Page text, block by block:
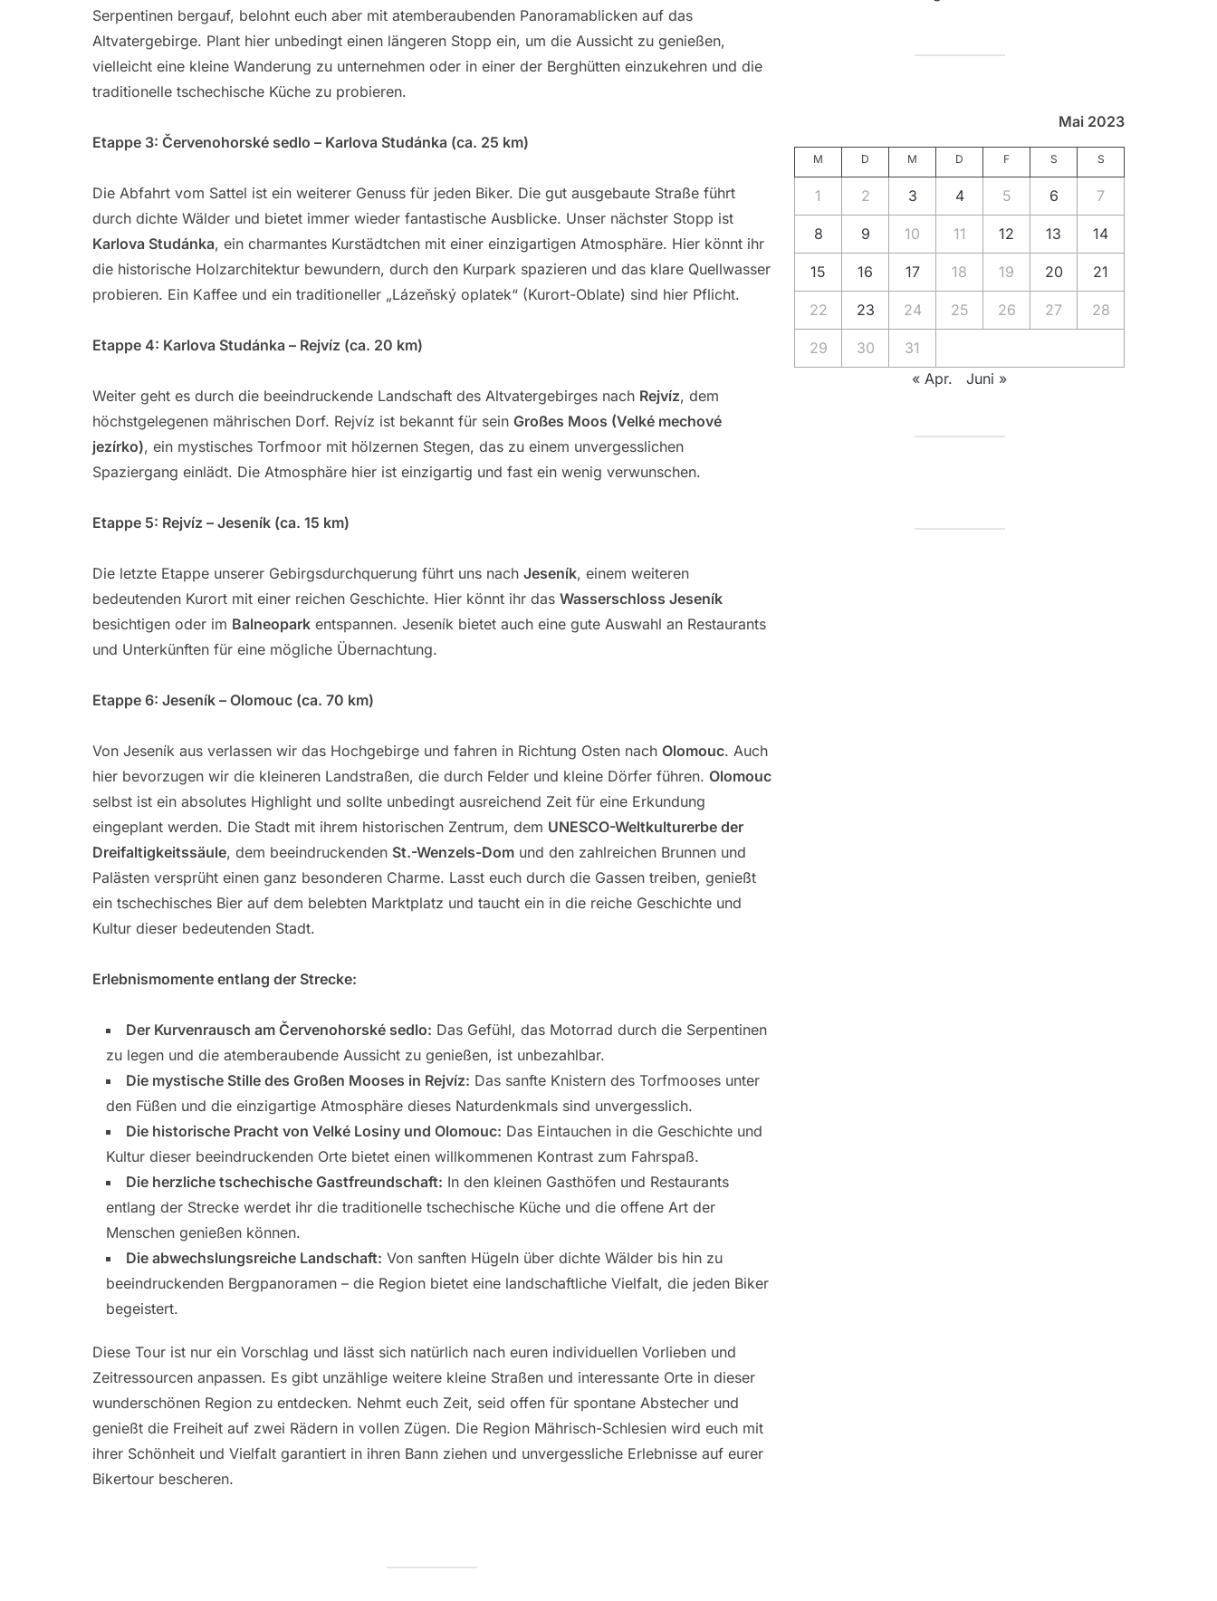
Serpentinen bergauf, belohnt euch aber mit atemberaubenden Panoramablicken auf das
Altvatergebirge. Plant hier unbedingt einen längeren Stopp ein, um die Aussicht zu genießen,
vielleicht eine kleine Wanderung zu unternehmen oder in einer der Berghütten einzukehren und die
traditionelle tschechische Küche zu probieren.
Etappe 3: Červenohorské sedlo – Karlova Studánka (ca. 25 km)
Die Abfahrt vom Sattel ist ein weiterer Genuss für jeden Biker. Die gut ausgebaute Straße führt
durch dichte Wälder und bietet immer wieder fantastische Ausblicke. Unser nächster Stopp ist
Karlova Studánka, ein charmantes Kurstädtchen mit einer einzigartigen Atmosphäre. Hier könnt ihr
die historische Holzarchitektur bewundern, durch den Kurpark spazieren und das klare Quellwasser
probieren. Ein Kaffee und ein traditioneller „Lázeňský oplatek“ (Kurort-Oblate) sind hier Pflicht.
Etappe 4: Karlova Studánka – Rejvíz (ca. 20 km)
Weiter geht es durch die beeindruckende Landschaft des Altvatergebirges nach Rejvíz, dem
höchstgelegenen mährischen Dorf. Rejvíz ist bekannt für sein Großes Moos (Velké mechové
jezírko), ein mystisches Torfmoor mit hölzernen Stegen, das zu einem unvergesslichen
Spaziergang einlädt. Die Atmosphäre hier ist einzigartig und fast ein wenig verwunschen.
Etappe 5: Rejvíz – Jeseník (ca. 15 km)
Die letzte Etappe unserer Gebirgsdurchquerung führt uns nach Jeseník, einem weiteren
bedeutenden Kurort mit einer reichen Geschichte. Hier könnt ihr das Wasserschloss Jeseník
besichtigen oder im Balneopark entspannen. Jeseník bietet auch eine gute Auswahl an Restaurants
und Unterkünften für eine mögliche Übernachtung.
Etappe 6: Jeseník – Olomouc (ca. 70 km)
Von Jeseník aus verlassen wir das Hochgebirge und fahren in Richtung Osten nach Olomouc. Auch
hier bevorzugen wir die kleineren Landstraßen, die durch Felder und kleine Dörfer führen. Olomouc
selbst ist ein absolutes Highlight und sollte unbedingt ausreichend Zeit für eine Erkundung
eingeplant werden. Die Stadt mit ihrem historischen Zentrum, dem UNESCO-Weltkulturerbe der
Dreifaltigkeitssäule, dem beeindruckenden St.-Wenzels-Dom und den zahlreichen Brunnen und
Palästen versprüht einen ganz besonderen Charme. Lasst euch durch die Gassen treiben, genießt
ein tschechisches Bier auf dem belebten Marktplatz und taucht ein in die reiche Geschichte und
Kultur dieser bedeutenden Stadt.
Erlebnismomente entlang der Strecke:
Der Kurvenrausch am Červenohorské sedlo: Das Gefühl, das Motorrad durch die Serpentinen
zu legen und die atemberaubende Aussicht zu genießen, ist unbezahlbar.
Die mystische Stille des Großen Mooses in Rejvíz: Das sanfte Knistern des Torfmooses unter
den Füßen und die einzigartige Atmosphäre dieses Naturdenkmals sind unvergesslich.
Die historische Pracht von Velké Losiny und Olomouc: Das Eintauchen in die Geschichte und
Kultur dieser beeindruckenden Orte bietet einen willkommenen Kontrast zum Fahrspaß.
Die herzliche tschechische Gastfreundschaft: In den kleinen Gasthöfen und Restaurants
entlang der Strecke werdet ihr die traditionelle tschechische Küche und die offene Art der
Menschen genießen können.
Die abwechslungsreiche Landschaft: Von sanften Hügeln über dichte Wälder bis hin zu
beeindruckenden Bergpanoramen – die Region bietet eine landschaftliche Vielfalt, die jeden Biker
begeistert.
Diese Tour ist nur ein Vorschlag und lässt sich natürlich nach euren individuellen Vorlieben und
Zeitressourcen anpassen. Es gibt unzählige weitere kleine Straßen und interessante Orte in dieser
wunderschönen Region zu entdecken. Nehmt euch Zeit, seid offen für spontane Abstecher und
genießt die Freiheit auf zwei Rädern in vollen Zügen. Die Region Mährisch-Schlesien wird euch mit
ihrer Schönheit und Vielfalt garantiert in ihren Bann ziehen und unvergessliche Erlebnisse auf eurer
Bikertour bescheren.
Mai 2023
M D M D F S S
1 2 3 4 5 6 7
8 9 10 11 12 13 14
15 16 17 18 19 20 21
22 23 24 25 26 27 28
29 30
31
« Apr.
Juni »